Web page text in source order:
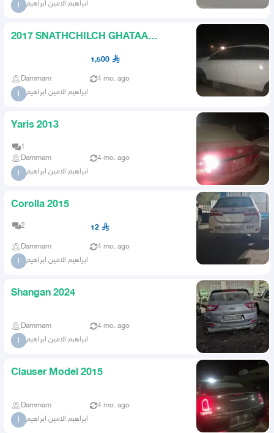
ا ابراهيم الامين ابراهيم
2017 SNATHCHILCH GHATAA
1,500
Dammam 4 mo. ago
ا ابراهيم الامين ابراهيم
Yaris 2013
1
Dammam
4 mo. ago
ا ابراهيم الامين ابراهيم
Corolla 2015
2 12
Dammam 4 mo. ago
ا ابراهيم الامين ابراهيم
Shangan 2024
Dammam 4 mo. ago
ا ابراهيم الامين ابراهيم
Clauser Model 2015
Dammam 4 mo. ago
ا ابراهيم الامين ابراهيم